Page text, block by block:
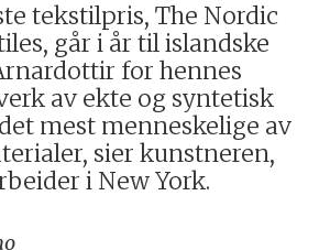
tekstilpris, The Nordic
går i år til islandske
for hennes
av ekte og syntetisk
mest menneskelige av
sier kunstneren,
i New York.